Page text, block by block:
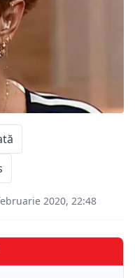
2020, 22:48